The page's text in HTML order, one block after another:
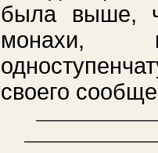
была выше,
монахи,
своего